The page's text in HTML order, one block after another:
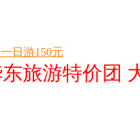
日游150元
旅游特价团